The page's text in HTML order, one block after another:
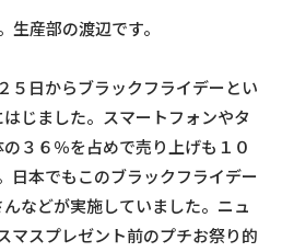
生産部の渡辺です。
５日からブラックフライデーとい
じました。スマートフォンやタ
３６％を占めで売り上げも１０
日本でもこのブラックフライデー
などが実施していました。ニュ
マスプレゼント前のプチお祭り的